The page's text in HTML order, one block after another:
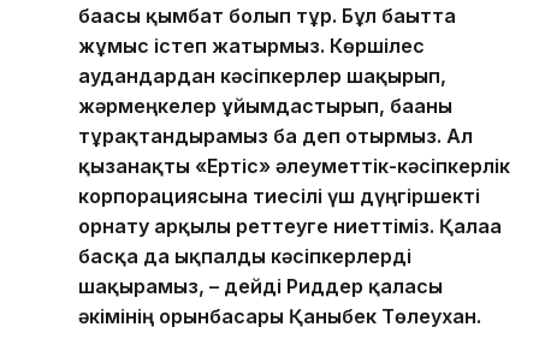
бағасы қымбат болып тұр. Бұл бағытта
жұмыс істеп жатырмыз. Көршілес
аудандардан кәсіпкерлер шақырып,
жәрмеңкелер ұйымдастырып, бағаны
тұрақтандырамыз ба деп отырмыз. Ал
қызанақты «Ертіс» әлеуметтік-кәсіпкерлік
корпорациясына тиесілі үш дүңгіршекті
орнату арқылы реттеуге ниеттіміз. Қалаға
басқа да ықпалды кәсіпкерлерді
шақырамыз, – дейді Риддер қаласы
әкімінің орынбасары Қаныбек Төлеухан.